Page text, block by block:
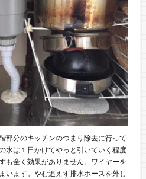
部分のキッチンのつまり除去に行って
水は１日かけてやっと引いていく程度
も全く効果がありません。ワイヤーを
います。やむ追えず排水ホースを外し